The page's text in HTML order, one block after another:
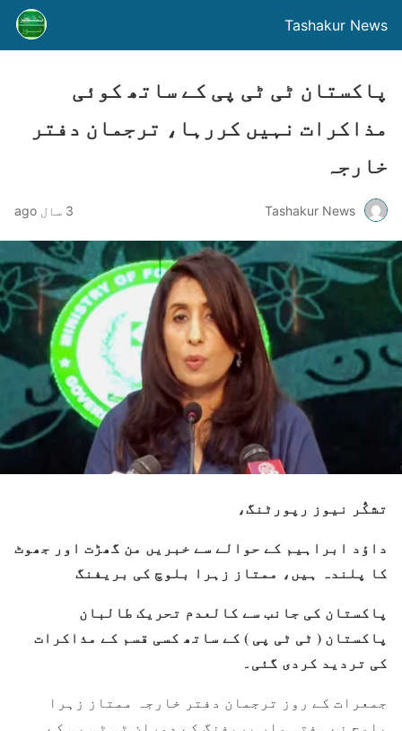
Tashakur News
پاکستان ٹی ٹی پی کے ساتھ کوئی
مذاکرات نہیں کررہا، ترجمان دفتر
خارجہ
Tashakur News 3 سال ago
تشکُّر نیوز رپورٹنگ،
داؤد ابراہیم کے حوالے سے خبریں من گھڑت اور جھوٹ
کا پلندہ ہیں، ممتاز زہرا بلوچ کی بریفنگ
پاکستان کی جانب سے کالعدم تحریک طالبان
پاکستان ( ٹی ٹی پی ) کے ساتھ کسی قسم کے مذاکرات
کی تردید کردی گئی۔
جمعرات کے روز ترجمان دفتر خارجہ ممتاز زہرا
بلوچ نے ہفتہ وار بریفنگ کے دوران ٹی ٹی پی کے